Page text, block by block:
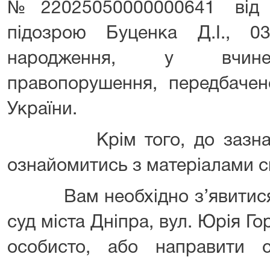
№22025050000000641
підозрою Буценка Д.І.,
народження, у
правопорушення,
України.
Крім того, до
ознайомитись з матеріалами
Вам необхідно
суд міста Дніпра, вул. Юрія
особисто, або направити